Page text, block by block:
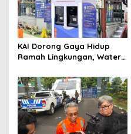
KAI Dorong Gaya Hidup
Ramah Lingkungan, Water
2,99 Juta Botol Plastik